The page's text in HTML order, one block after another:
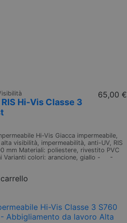
Hi-Vis Classe 3
65,00 €
Hi-Vis Giacca impermeabile,
visibilità, impermeabilità, anti-UV, RIS
mm Materiali: poliestere, rivestito PVC
Varianti colori: arancione, giallo - -